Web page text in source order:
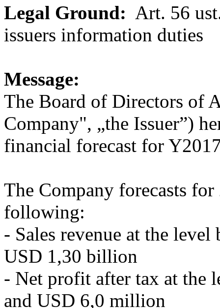
Legal Ground: Art. 56
issuers information duties
Message:
The Board of Directors of
Company", „the Issuer”)
financial forecast for
The Company forecasts
following:
- Sales revenue at the
USD 1,30 billion
- Net profit after tax at the
and USD 6,0 million